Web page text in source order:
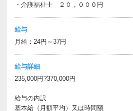
・介護福祉士 ２０，０００円
給与
月給：24円～37円
給与詳細
235,000円?370,000円
給与の内訳
基本給（月額平均）又は時間額